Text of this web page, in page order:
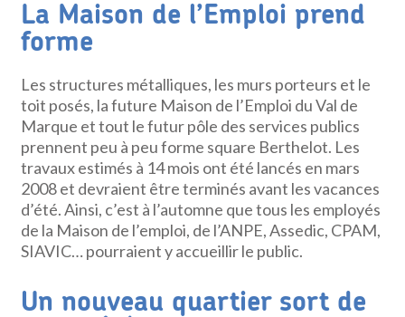
La Maison de l’Emploi prend
forme
Les structures métalliques, les murs porteurs et le
toit posés, la future Maison de l’Emploi du Val de
Marque et tout le futur pôle des services publics
prennent peu à peu forme square Berthelot. Les
travaux estimés à 14 mois ont été lancés en mars
2008 et devraient être terminés avant les vacances
d’été. Ainsi, c’est à l’automne que tous les employés
de la Maison de l’emploi, de l’ANPE, Assedic, CPAM,
SIAVIC… pourraient y accueillir le public.
Un nouveau quartier sort de